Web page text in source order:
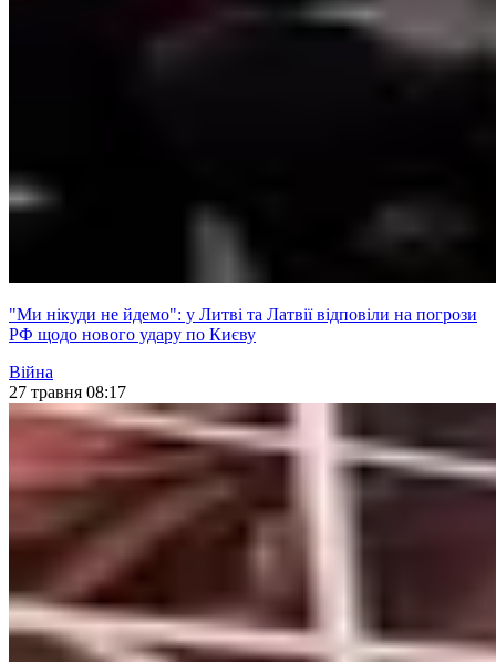
"Ми нікуди не йдемо": у Литві та Латвії відповіли на погрози
РФ щодо нового удару по Києву
Війна
27 травня 08:17